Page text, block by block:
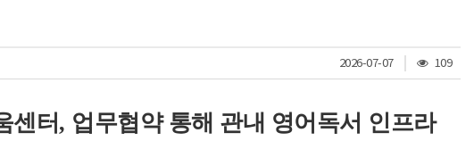
2026-07-07
조
회
109
센터 , 업무협약 통해 관내 영어독서 인프라